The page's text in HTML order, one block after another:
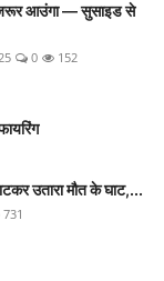
जरूर आउंगा — सुसाइड से
0 152
उतारा मौत के घाट,...
731